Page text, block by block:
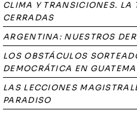
CLIMA Y TRANSICIONES. LA
CERRADAS
ARGENTINA: NUESTROS
LOS OBSTÁCULOS
DEMOCRÁTICA EN
LAS LECCIONES
PARADISO